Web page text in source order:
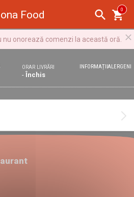
Food 0
nu onorează comenzi la această oră.
INFORMAȚIIALERGENI
ORAR LIVRĂRI
- Închis